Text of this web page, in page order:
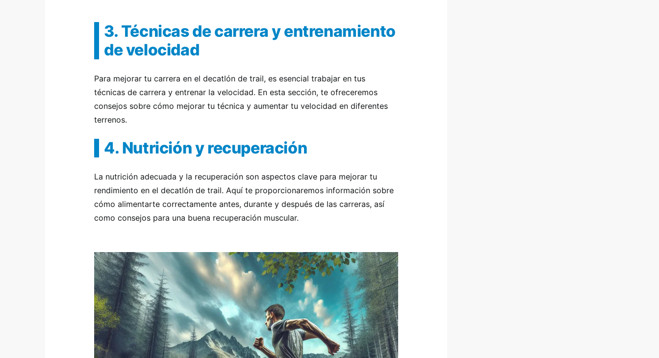
3. Técnicas de carrera y entrenamiento
de velocidad
Para mejorar tu carrera en el decatlón de trail, es esencial trabajar en tus
técnicas de carrera y entrenar la velocidad. En esta sección, te ofreceremos
consejos sobre cómo mejorar tu técnica y aumentar tu velocidad en diferentes
terrenos.
4. Nutrición y recuperación
La nutrición adecuada y la recuperación son aspectos clave para mejorar tu
rendimiento en el decatlón de trail. Aquí te proporcionaremos información sobre
cómo alimentarte correctamente antes, durante y después de las carreras, así
como consejos para una buena recuperación muscular.